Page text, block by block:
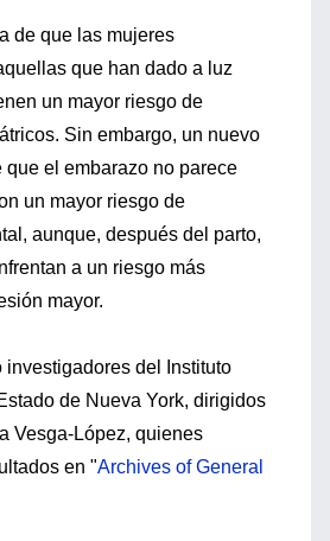
de que las mujeres
que han dado a luz
un mayor riesgo de
Sin embargo, un nuevo
el embarazo no parece
un mayor riesgo de
aunque, después del parto,
a un riesgo más
mayor.
investigadores del Instituto
de Nueva York, dirigidos
Vesga-López, quienes
en "Archives of General